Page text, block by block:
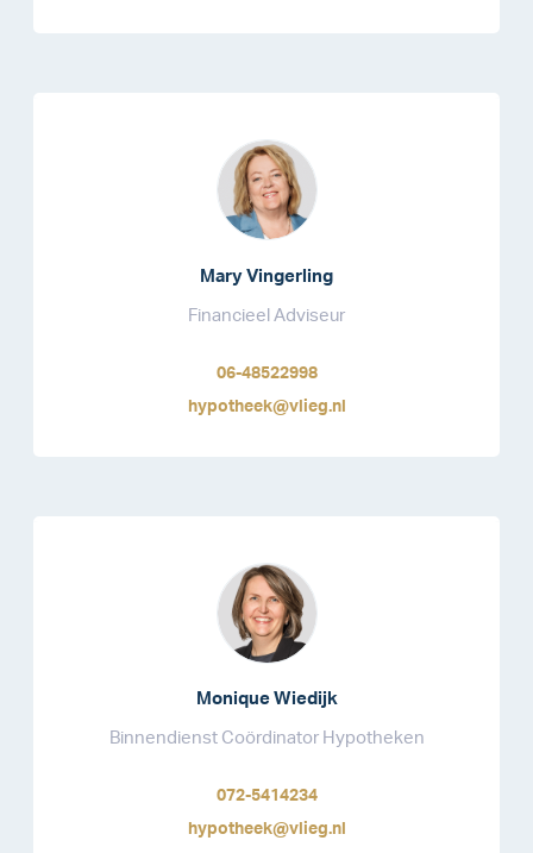
Mary Vingerling
Financieel Adviseur
06-48522998
hypotheek@vlieg.nl
Monique Wiedijk
Binnendienst Coördinator Hypotheken
072-5414234
hypotheek@vlieg.nl